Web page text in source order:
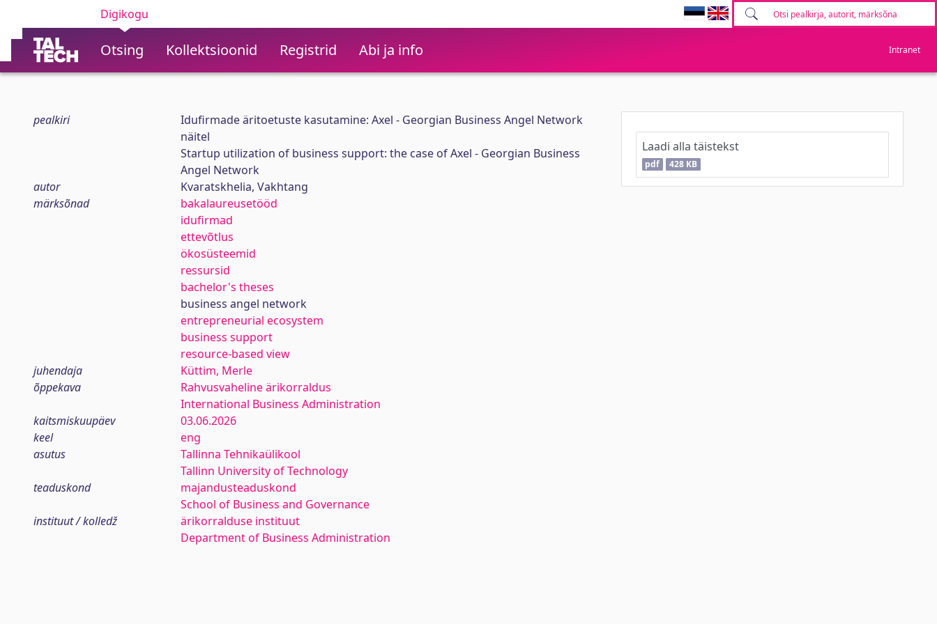
Digikogu
Otsing Kollektsioonid Registrid Abi ja info Intranet
pealkiri
Idufirmade äritoetuste kasutamine: Axel - Georgian Business Angel Network
näitel
Startup utilization of business support: the case of Axel - Georgian Business
Angel Network
autor
Kvaratskhelia, Vakhtang
märksõnad
bakalaureusetööd
idufirmad
ettevõtlus
ökosüsteemid
ressursid
bachelor's theses
business angel network
entrepreneurial ecosystem
business support
resource-based view
juhendaja
Küttim, Merle
õppekava
Rahvusvaheline ärikorraldus
International Business Administration
kaitsmiskuupäev
03.06.2026
keel
eng
asutus
Tallinna Tehnikaülikool
Tallinn University of Technology
teaduskond
majandusteaduskond
School of Business and Governance
instituut / kolledž
ärikorralduse instituut
Department of Business Administration
Laadi alla täistekst
pdf 428 KB